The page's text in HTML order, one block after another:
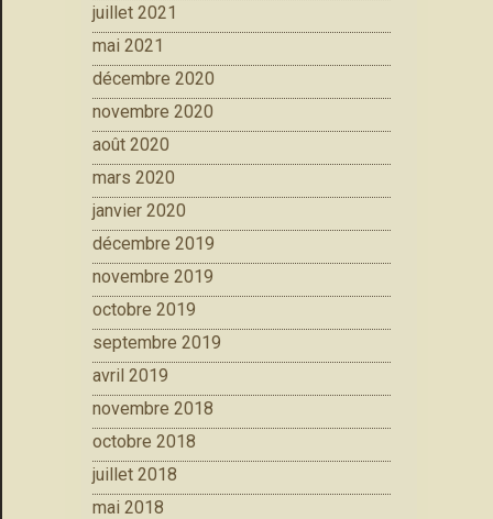
juillet 2021
mai 2021
décembre 2020
novembre 2020
août 2020
mars 2020
janvier 2020
décembre 2019
novembre 2019
octobre 2019
septembre 2019
avril 2019
novembre 2018
octobre 2018
juillet 2018
mai 2018